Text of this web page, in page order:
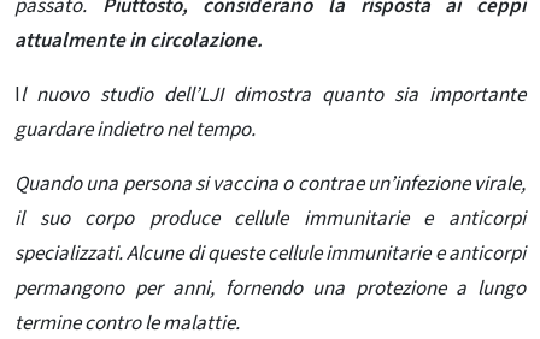
attualmente in circolazione.
Il nuovo studio dell’LJI dimostra quanto sia importante
guardare indietro nel tempo.
Quando una persona si vaccina o contrae un’infezione virale,
il suo corpo produce cellule immunitarie e anticorpi
specializzati. Alcune di queste cellule immunitarie e anticorpi
permangono per anni, fornendo una protezione a lungo
termine contro le malattie.